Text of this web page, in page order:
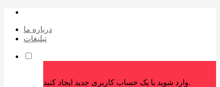
درباره ما
تبلیغات
وارد شوید یا یک حساب کاربری جدید ایجاد کنید.